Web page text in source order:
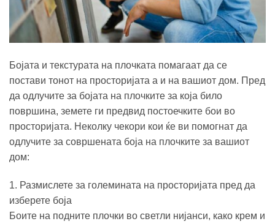
Бојата и текстурата на плочката помагаат да се
постави тонот на просторијата а и на вашиот дом. Пред
да одлучите за бојата на плочките за која било
површина, земете ги предвид постоечките бои во
просторијата. Неколку чекори кои ќе ви помогнат да
одлучите за совршената боја на плочките за вашиот
дом:
1. Размислете за големината на просторијата пред да
изберете боја
Боите на подните плочки во светли нијанси, како крем и